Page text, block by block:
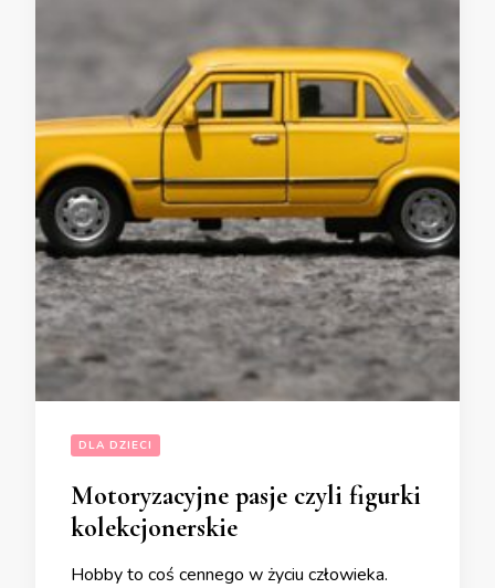
DLA DZIECI
Motoryzacyjne pasje czyli figurki
kolekcjonerskie
Hobby to coś cennego w życiu człowieka.